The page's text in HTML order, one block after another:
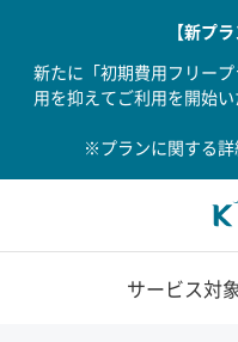
【新プ
新たに「初期費用フリー
用を抑えてご利用を開始
※プランに関する詳
サービス対